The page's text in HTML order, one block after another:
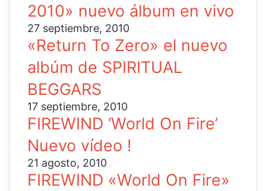
2010» nuevo álbum en vivo
27 septiembre, 2010
«Return To Zero» el nuevo
albúm de SPIRITUAL
BEGGARS
17 septiembre, 2010
FIREWIND ‘World On Fire’
Nuevo vídeo !
21 agosto, 2010
FIREWIND «World On Fire»